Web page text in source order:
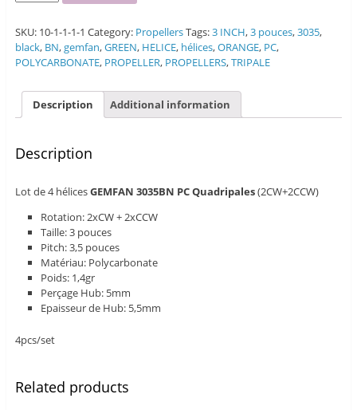
SKU: 10-1-1-1-1 Category: PropellersTags:3 INCH,3 pouces,3035,
black, BN,gemfan,GREEN, HELICE, hélices,ORANGE, PC,
POLYCARBONATE, PROPELLER, PROPELLERS,TRIPALE
Description Additional information
Description
Lot de 4 hélicesGEMFAN 3035BN PC Quadripales(2CW+2CCW)
Rotation: 2xCW + 2xCCW
Taille: 3 pouces
Pitch: 3,5 pouces
Matériau: Polycarbonate
Poids: 1,4gr
Perçage Hub: 5mm
Epaisseur de Hub: 5,5mm
4pcs/set
Related products